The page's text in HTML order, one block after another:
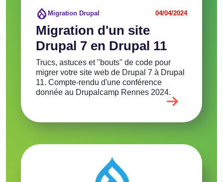
Migration d'un site
Drupal 7 en Drupal 11
Migration Drupal 04/04/2024
Trucs, astuces et "bouts" de code pour
migrer votre site web de Drupal 7 à Drupal
11. Compte-rendu d'une conférence
donnée au Drupalcamp Rennes 2024.
Voir l'article
Image